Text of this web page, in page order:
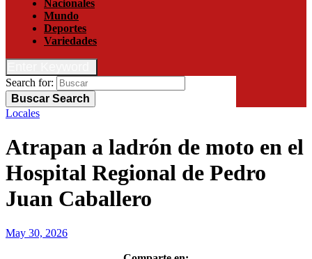
Nacionales
Mundo
Deportes
Variedades
Search for:
Buscar Search
Locales
Atrapan a ladrón de moto en el
Hospital Regional de Pedro
Juan Caballero
May 30, 2026